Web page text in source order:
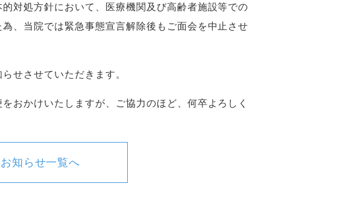
対処方針において、医療機関及び高齢者施設等での
、当院では緊急事態宣言解除後もご面会を中止させ
せさせていただきます。
おかけいたしますが、ご協力のほど、何卒よろしく
お知らせ一覧へ